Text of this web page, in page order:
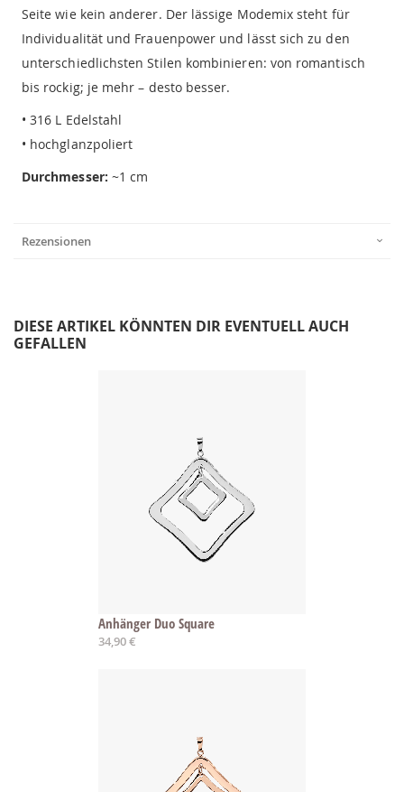
Seite wie kein anderer. Der lässige Modemix steht für
Individualität und Frauenpower und lässt sich zu den
unterschiedlichsten Stilen kombinieren: von romantisch
bis rockig; je mehr – desto besser.
• 316 L Edelstahl
• hochglanzpoliert
Durchmesser: ~1 cm
Rezensionen
DIESE ARTIKEL KÖNNTEN DIR EVENTUELL AUCH
GEFALLEN
Anhänger Duo Square
34,90 €